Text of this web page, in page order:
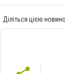
Діліться цією